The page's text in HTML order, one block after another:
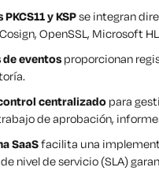
y KSPse integran
OpenSSL, Microsoft
eventos proporcionan
centralizado para
de aprobación,
SaaSfacilita una
nivel de servicio (SLA)